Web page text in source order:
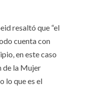
resaltó que “el
cuenta con
en este caso
de la Mujer
lo que es el